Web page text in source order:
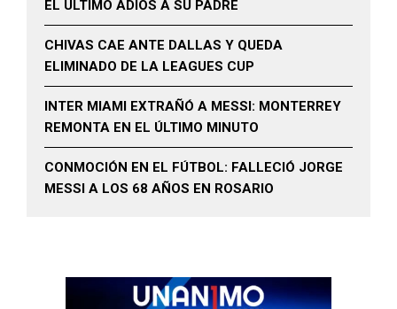
EL ÚLTIMO ADIÓS A SU PADRE
CHIVAS CAE ANTE DALLAS Y QUEDA
ELIMINADO DE LA LEAGUES CUP
INTER MIAMI EXTRAÑÓ A MESSI: MONTERREY
REMONTA EN EL ÚLTIMO MINUTO
CONMOCIÓN EN EL FÚTBOL: FALLECIÓ JORGE
MESSI A LOS 68 AÑOS EN ROSARIO